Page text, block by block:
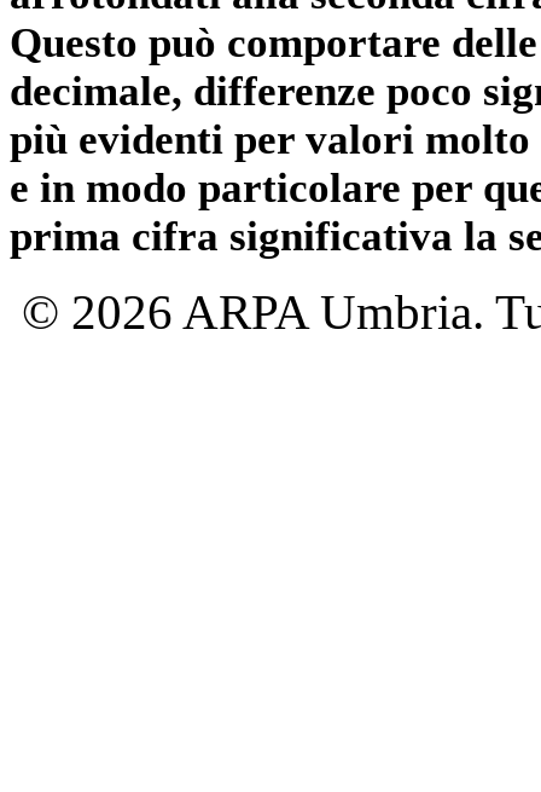
Questo può comportare
decimale, differenze poco
più evidenti per valori
e in modo particolare per
prima cifra significativa la
© 2026 ARPA Umbria.